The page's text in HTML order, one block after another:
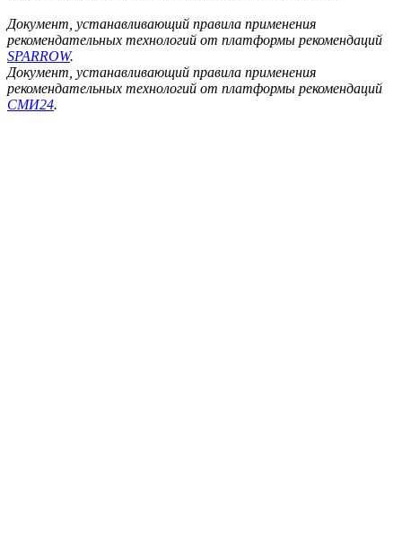
Документ, устанавливающий правила применения
рекомендательных технологий от платформы рекомендаций
SPARROW.
Документ, устанавливающий правила применения
рекомендательных технологий от платформы рекомендаций
СМИ24.